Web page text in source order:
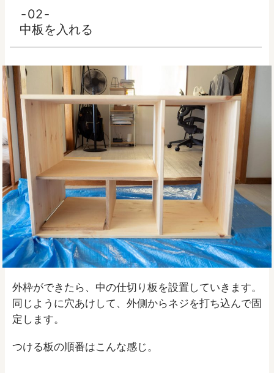
02
中板を入れる
外枠ができたら、中の仕切り板を設置していきます。
同じように穴あけして、外側からネジを打ち込んで固
定します。
つける板の順番はこんな感じ。